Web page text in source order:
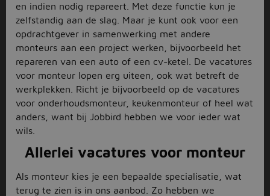
en indien nodig repareert. Met deze functie kun je
zelfstandig aan de slag. Maar je kunt ook voor een
opdrachtgever in samenwerking met andere
monteurs aan een project werken, bijvoorbeeld het
repareren van een auto of een cv-ketel. De vacatures
voor monteur lopen erg uiteen, ook wat betreft de
werkplekken. Richt je bijvoorbeeld op de vacatures
voor onderhoudsmonteur, keukenmonteur of heel wat
anders, want bij Jobbird hebben we voor ieder wat
wils.
Allerlei vacatures voor monteur
Als monteur kies je een bepaalde specialisatie, wat
terug te zien is in ons aanbod. Zo hebben we